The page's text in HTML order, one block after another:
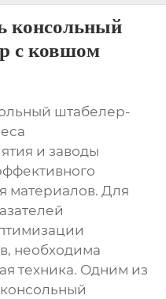
консольный
с ковшом
штабелер-
и заводы
материалов. Для
необходима
техника. Одним из